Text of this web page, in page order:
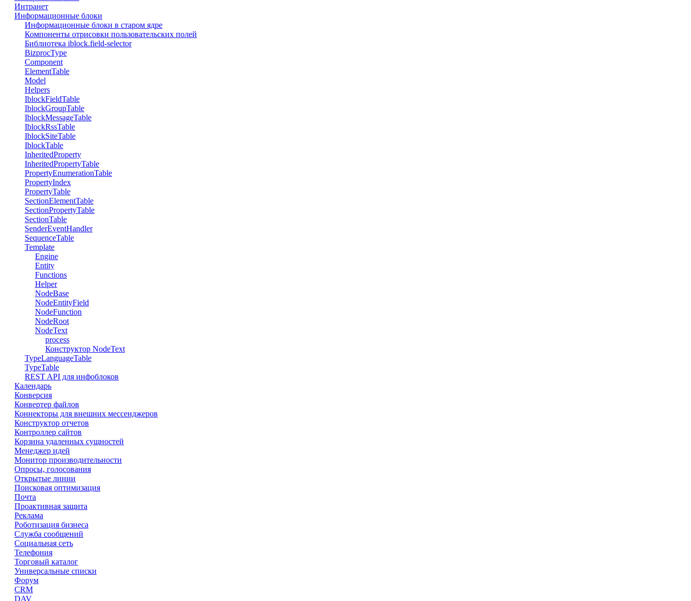
Интранет
Информационные блоки
Информационные блоки в старом ядре
Компоненты отрисовки пользовательских полей
Библиотека iblock.field-selector
BizprocType
Component
ElementTable
Model
Helpers
IblockFieldTable
IblockGroupTable
IblockMessageTable
IblockRssTable
IblockSiteTable
IblockTable
InheritedProperty
InheritedPropertyTable
PropertyEnumerationTable
PropertyIndex
PropertyTable
SectionElementTable
SectionPropertyTable
SectionTable
SenderEventHandler
SequenceTable
Template
Engine
Entity
Functions
Helper
NodeBase
NodeEntityField
NodeFunction
NodeRoot
NodeText
process
Конструктор NodeText
TypeLanguageTable
TypeTable
REST API для инфоблоков
Календарь
Конверсия
Конвертер файлов
Коннекторы для внешних мессенджеров
Конструктор отчетов
Контроллер сайтов
Корзина удаленных сущностей
Менеджер идей
Монитор производительности
Опросы, голосования
Открытые линии
Поисковая оптимизация
Почта
Проактивная защита
Реклама
Роботизация бизнеса
Служба сообщений
Социальная сеть
Телефония
Торговый каталог
Универсальные списки
Форум
CRM
DAV